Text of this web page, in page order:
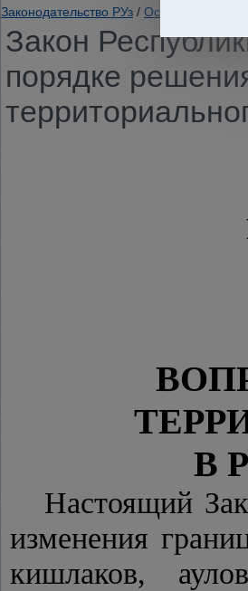
Законодательство РУз / Основы
Закон
порядке
В
Настоящий
изменения
кишлаков,